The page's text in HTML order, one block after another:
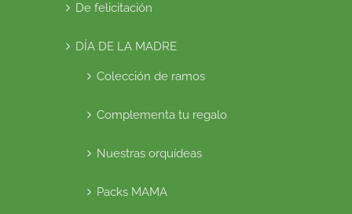
De felicitación
DÍA DE LA MADRE
Colección de ramos
Complementa tu regalo
Nuestras orquídeas
Packs MAMA